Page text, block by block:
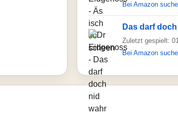
Bei Amazon
Das darf
Zuletzt gespielt:
Bei Amazon